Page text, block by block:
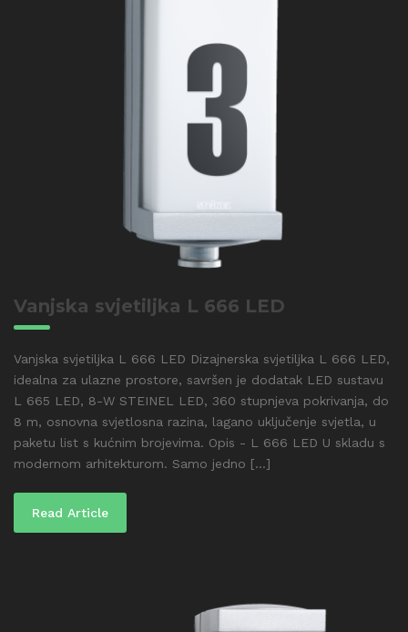
Vanjska svjetiljka L 666 LED
Vanjska svjetiljka L 666 LED Dizajnerska svjetiljka L 666 LED,
idealna za ulazne prostore, savršen je dodatak LED sustavu
L 665 LED, 8-W STEINEL LED, 360 stupnjeva pokrivanja, do
8 m, osnovna svjetlosna razina, lagano uključenje svjetla, u
paketu list s kućnim brojevima. Opis - L 666 LED U skladu s
modernom arhitekturom. Samo jedno [...]
Read Article